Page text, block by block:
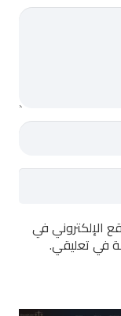
الإلكتروني في
في تعليقي.